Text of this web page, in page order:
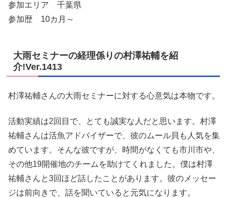
参加エリア 千葉県
参加歴 10カ月～
大雨セミナーの経理係りの村澤祐輔を紹
介!Ver.1413
村澤祐輔さんの大雨セミナーに対する心意気は本物です。
活動実績は2回目で、とても誠実な人だと思います。村澤
祐輔さんは活魚アドバイザーで、彼のムール貝も人気を集
めています。そんな彼ですが、時間がなくても市川市や、
その他19開催地のチームを助けてくれました。僕は村澤
祐輔さんと3回ほど話したことがあります。彼のメッセー
ジは前向きで、話を聞いていると元気になります。